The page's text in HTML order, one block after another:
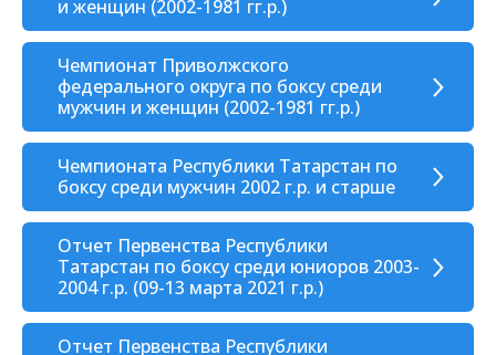
и женщин (2002-1981 гг.р.)
Чемпионат Приволжского
федерального округа по боксу среди
мужчин и женщин (2002-1981 гг.р.)
Чемпионата Республики Татарстан по
боксу среди мужчин 2002 г.р. и старше
Отчет Первенства Республики
Татарстан по боксу среди юниоров 2003-
2004 г.р. (09-13 марта 2021 г.р.)
Отчет Первенства Республики